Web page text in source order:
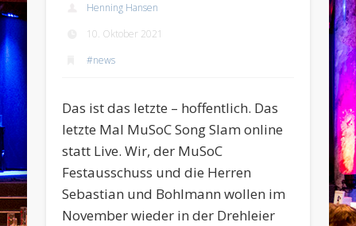
Henning Hansen
10. Oktober 2021
#news
Das ist das letzte – hoffentlich. Das
letzte Mal MuSoC Song Slam online
statt Live. Wir, der MuSoC
Festausschuss und die Herren
Sebastian und Bohlmann wollen im
November wieder in der Drehleier